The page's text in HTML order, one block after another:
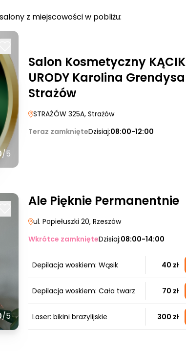
z miejscowości w pobliżu:
/5
Salon Kosmetyczny KĄCIK
URODY Karolina Grendysa
Strażów
STRAŻÓW 325A, Strażów
Teraz zamknięteDzisiaj:08:00-12:00
/5
Ale Pięknie Permanentnie
ul. Popiełuszki 20, Rzeszów
Wkrótce zamknięteDzisiaj:08:00-14:00
Depilacja woskiem: Wąsik 40 zł
Depilacja woskiem: Cała twarz 70 zł
Laser: bikini brazylijskie 300 zł